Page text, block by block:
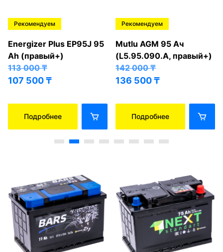
Рекомендуем
Energizer Plus EP95J 95
Ah (правый+)
113 000₸
107 500₸
Подробнее
Рекомендуем
Mutlu AGM 95 Ач
(L5.95.090.A, правый+)
142 000₸
136 500₸
Подробнее